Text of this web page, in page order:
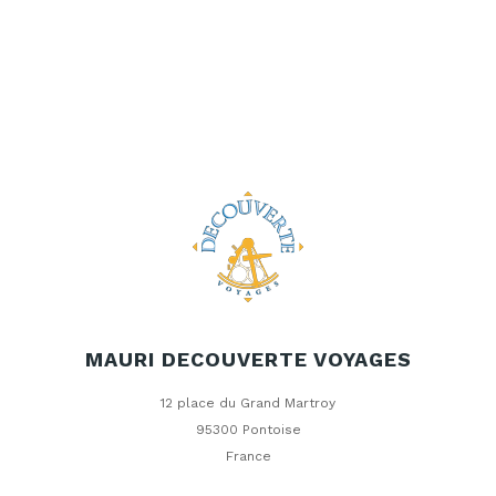
MAURI DECOUVERTE VOYAGES
12 place du Grand Martroy
95300 Pontoise
France